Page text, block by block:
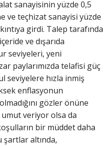
sanayisinin yüzde 0,5
ve teçhizat sanayisi yüzde
girdi. Talep tarafında
ve dışarıda
seviyeleri, yeni
paylarımızda telafisi güç
seviyelere hızla inmiş
enflasyonun
gözler önüne
umut veriyor olsa da
bir müddet daha
şartlar altında,